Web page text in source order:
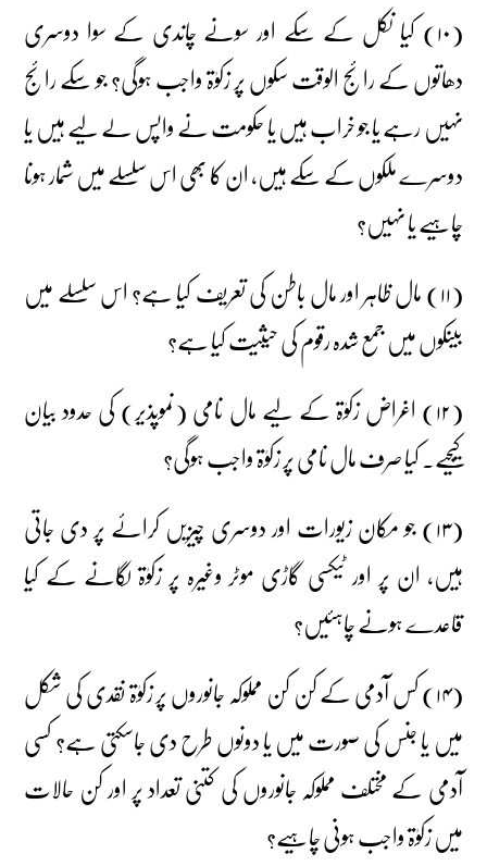
(۱۰) کیا نکل کے سکے اور سونے چاندی کے سوا دوسری
دھاتوں کے رائج الوقت سکوں پر زکوٰۃ واجب ہوگی؟ جو سکے رائج
نہیں رہے یا جو خراب ہیں یا حکومت نے واپس لے لیے ہیں یا
دوسرے ملکوں کے سکے ہیں، ان کا بھی اس سلسلے میں شمار ہونا
چاہیے یا نہیں؟
(۱۱) مال ظاہر اور مال باطن کی تعریف کیا ہے؟ اس سلسلے میں
بینکوں میں جمع شدہ رقوم کی حیثیت کیا ہے؟
(۱۲) اغراض زکوٰۃ کے لیے مال نامی (نموپذیر) کی حدود بیان
کیجیے۔ کیا صرف مال نامی پر زکوٰۃ واجب ہوگی؟
(۱۳) جو مکان زیورات اور دوسری چیزیں کرائے پر دی جاتی
ہیں، ان پر اور ٹیکسی گاڑی موٹر وغیرہ پر زکوٰۃ لگانے کے کیا
قاعدے ہونے چاہئیں؟
(۱۴) کس آدمی کے کن کن مملوکہ جانوروں پر زکوٰۃ نقدی کی شکل
میں یا جنس کی صورت میں یا دونوں طرح دی جاسکتی ہے؟ کسی
آدمی کے مختلف مملوکہ جانوروں کی کتنی تعداد پر اور کن حالات
میں زکوٰۃ واجب ہونی چاہیے؟